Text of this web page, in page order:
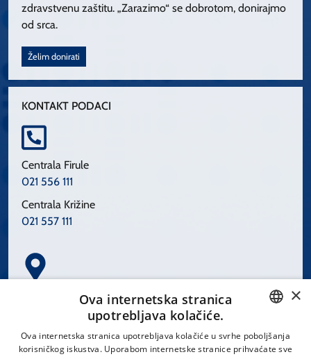
zdravstvenu zaštitu. „Zarazimo“ se dobrotom, donirajmo
od srca.
Želim donirati
KONTAKT PODACI
Centrala Firule
021 556 111
Centrala Križine
021 557 111
Spinčićeva 1, 21000 Split
CROATIAN
×
Ova internetska stranica
upotrebljava kolačiće.
Ova internetska stranica upotrebljava kolačiće u svrhe poboljšanja
korisničkog iskustva. Uporabom internetske stranice prihvaćate sve